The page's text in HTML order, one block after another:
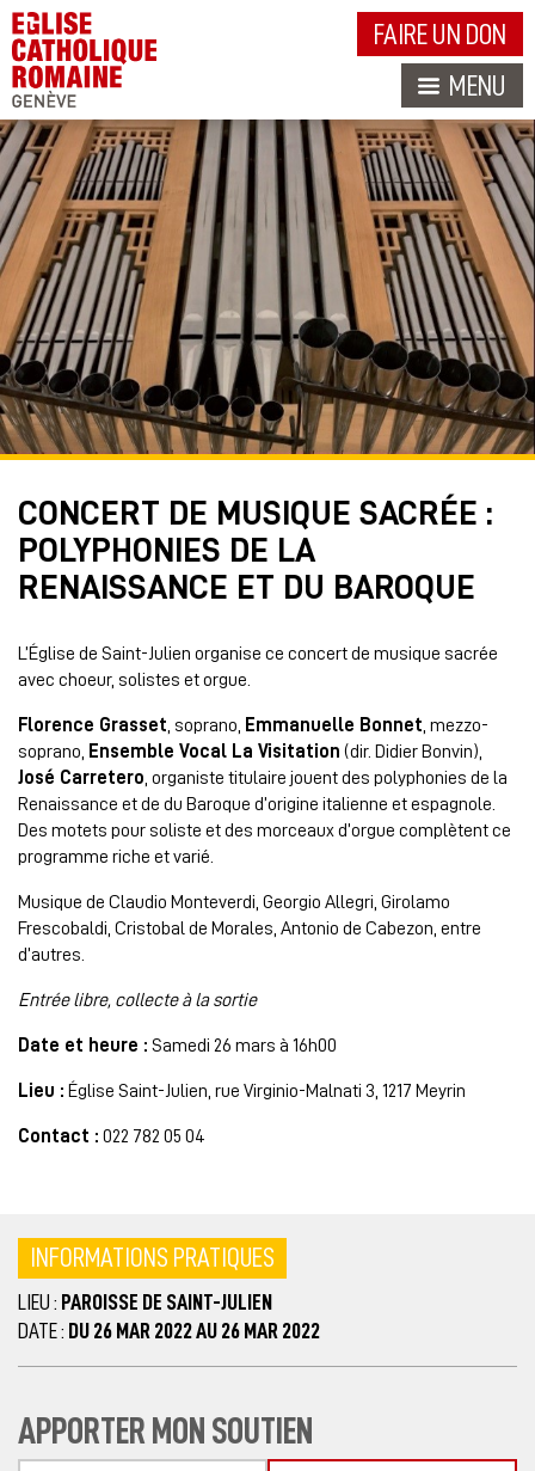
FAIRE UN DON
MENU
CONCERT DE MUSIQUE SACRÉE :
POLYPHONIES DE LA
RENAISSANCE ET DU BAROQUE
L’Église de Saint-Julien organise ce concert de musique sacrée
avec choeur, solistes et orgue.
Florence Grasset , soprano, Emmanuelle Bonnet , mezzo-
soprano,
Ensemble Vocal La Visitation (dir. Didier Bonvin),
José Carretero , organiste titulaire jouent des polyphonies de la
Renaissance et de du Baroque d’origine italienne et espagnole.
Des motets pour soliste et des morceaux d’orgue complètent ce
programme riche et varié.
Musique de Claudio Monteverdi, Georgio Allegri, Girolamo
Frescobaldi, Cristobal de Morales, Antonio de Cabezon, entre
d’autres.
Entrée libre, collecte à la sortie
Date et heure : Samedi 26 mars à 16h00
Lieu : Église Saint-Julien, rue Virginio-Malnati 3, 1217 Meyrin
Contact : 022 782 05 04
INFORMATIONS PRATIQUES
LIEU : PAROISSE DE SAINT-JULIEN
DATE : DU 26 MAR 2022 AU 26 MAR 2022
APPORTER MON SOUTIEN